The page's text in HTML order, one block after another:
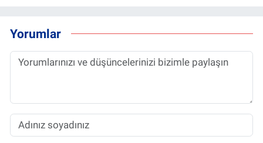
Yorumlar